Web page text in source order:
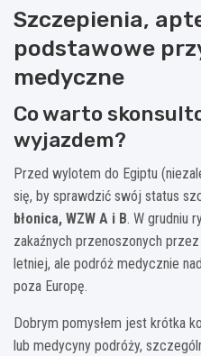
Szczepienia,
podstawowe
medyczne
Co warto
wyjazdem?
Przed wylotem do Egiptu
się, by sprawdzić swój status
błonica, WZW A i B. W grudniu
zakaźnych przenoszonych
letniej, ale podróż medycznie
poza Europę.
Dobrym pomysłem jest krótka
lub medycyny podróży,